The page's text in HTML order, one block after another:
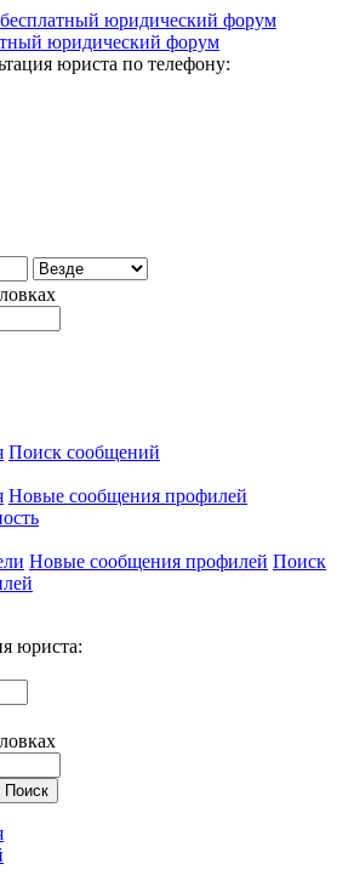
юридический форум
юриста по телефону:
Поиск сообщений
Новые сообщения профилей
Новые сообщения профилей Поиск
юриста:
Поиск